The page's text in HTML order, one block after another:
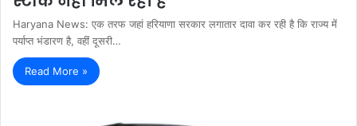
Haryana News: एक तरफ जहां हरियाणा सरकार लगातार दावा कर रही है कि राज्य में
पर्याप्त भंडारण है, वहीं दूसरी…
Read More »